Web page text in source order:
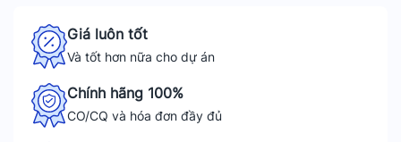
Giá luôn tốt
Và tốt hơn nữa cho dự án
Chính hãng 100%
CO/CQ và hóa đơn đầy đủ